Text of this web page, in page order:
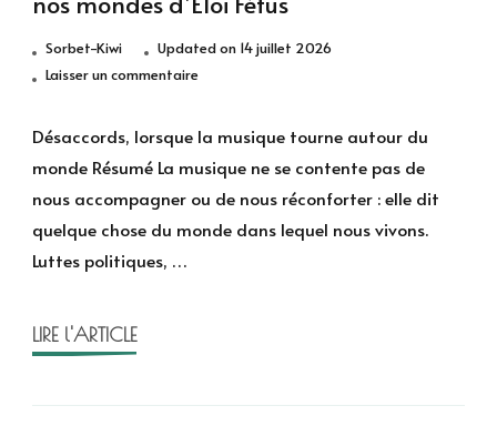
Sorbet-Kiwi Updated on 14 juillet 2026
Laisser un commentairesur
:
la
musique
secoue
Désaccords, lorsque la musique tourne autour du
monde Résumé La musique ne se contente pas de
nous accompagner ou de nous réconforter : elle dit
quelque chose du monde dans lequel nous vivons.
Luttes politiques, …
LIRE l'ARTICLE